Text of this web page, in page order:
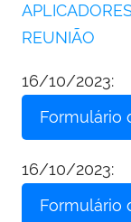
REUNIÃO
16/10/2023:
Formulário
16/10/2023:
Formulário